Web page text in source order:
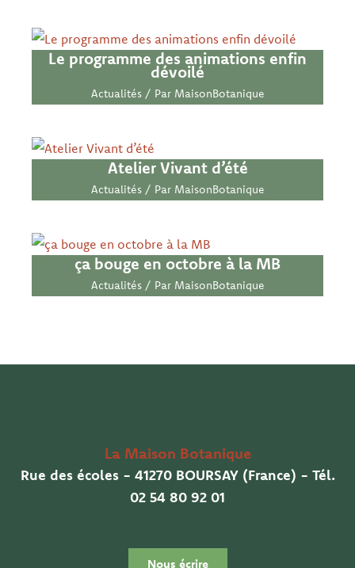
Le programme des animations enfin
dévoilé
Actualités/ Par MaisonBotanique
Atelier Vivant d’été
Actualités/ Par MaisonBotanique
ça bouge en octobre à la MB
Actualités/ Par MaisonBotanique
La Maison Botanique
Rue des écoles - 41270 BOURSAY (France) - Tél.
02 54 80 92 01
Nous écrire